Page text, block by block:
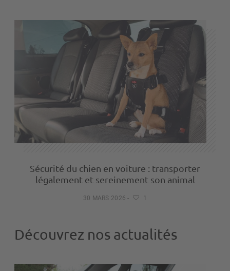
Sécurité du chien en voiture : transporter
légalement et sereinement son animal
30 MARS 2026 - 1
Découvrez nos actualités